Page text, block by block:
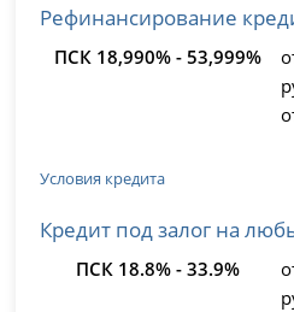
Рефинансирование
ПСК 18,990% - 53,999%
Условия кредита
Кредит под залог на
ПСК 18.8% - 33.9%